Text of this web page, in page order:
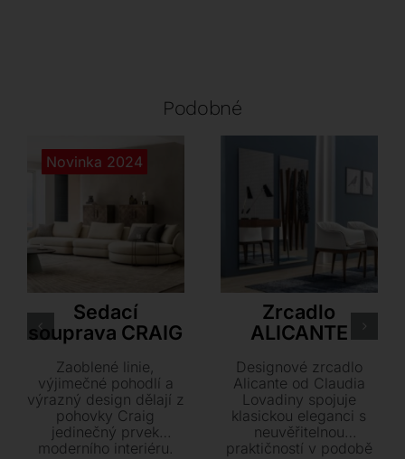
Podobné
Novinka 2024
Sedací
souprava CRAIG
Zaoblené linie,
výjimečné pohodlí a
výrazný design dělají z
pohovky Craig
jedinečný prvek
moderního interiéru.
Zrcadlo
ALICANTE
Designové zrcadlo
Alicante od Claudia
Lovadiny spojuje
klasickou eleganci s
neuvěřitelnou
praktičností v podobě